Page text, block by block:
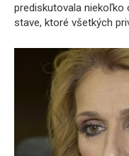
prediskutovala
stave, ktoré všetkých